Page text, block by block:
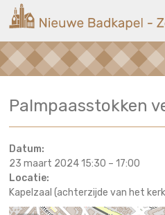
naar
inhoud
Nieuwe
Badkapel
op
Palmpaasstokken
Datum:
23 maart 2024 15:30 –17:00
Locatie:
Kapelzaal (achterzijde van het